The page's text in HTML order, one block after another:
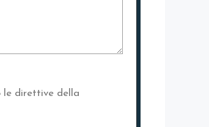
le direttive della